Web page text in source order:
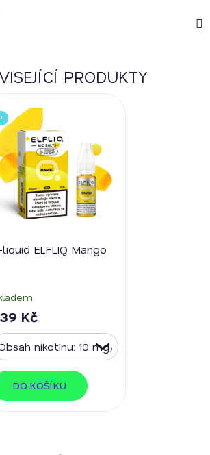
PRODUKTY
liquid ELFLIQ Mango
Kč
DO KOŠÍKU